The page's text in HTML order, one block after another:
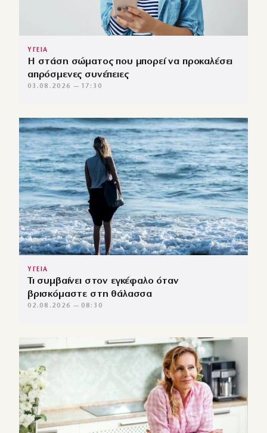
ΥΓΕΙΑ
Η στάση σώματος που μπορεί να προκαλέσει
απρόσμενες συνέπειες
03.08.2026 — 17:30
ΥΓΕΙΑ
Τι συμβαίνει στον εγκέφαλο όταν
βρισκόμαστε στη θάλασσα
02.08.2026 — 08:30